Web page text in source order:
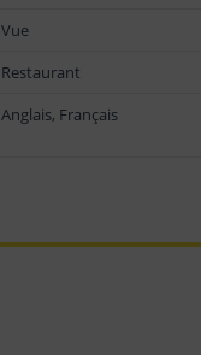
Vue
Restaurant
Anglais, Français